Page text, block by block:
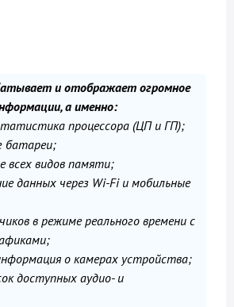
и отображает огромное
а именно:
процессора (ЦП и ГП);
батареи;
всех видов памяти;
данных через Wi-Fi и мобильные
в режиме реального времени с
о камерах устройства;
доступных аудио- и